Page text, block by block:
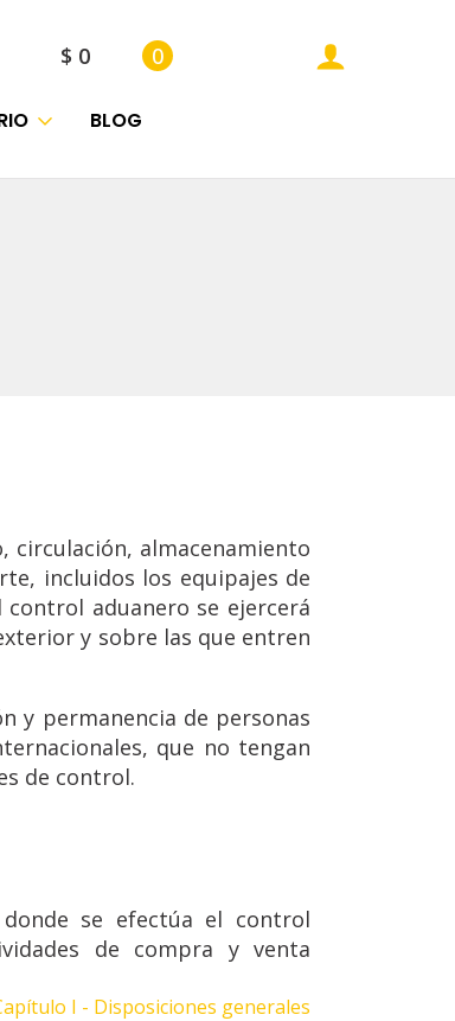
$ 0 0
BLOG
circulación, almacenamiento
incluidos los equipajes de
aduanero se ejercerá
y sobre las que entren
y permanencia de personas
que no tengan
de control.
se efectúa el control
de compra y venta
I - Disposiciones generales